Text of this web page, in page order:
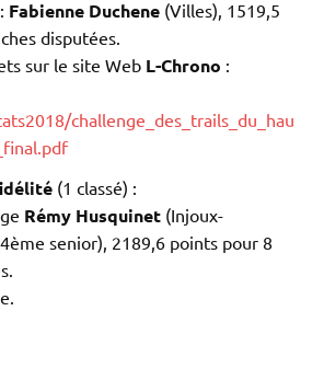
Fabienne Duchene (Villes), 1519,5
disputées.
sur le site Web L-Chrono :
challenge_des_trails_du_hau
(1 classé) :
Rémy Husquinet (Injoux-
senior), 2189,6 points pour 8